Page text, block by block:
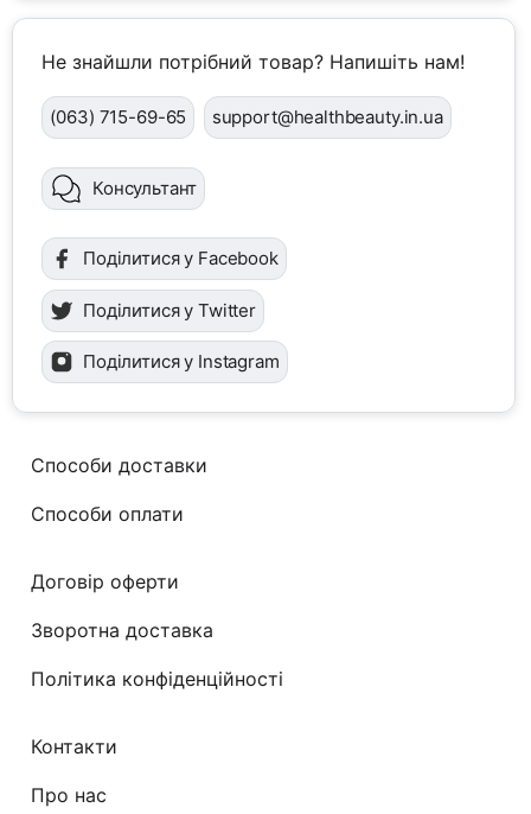
Не знайшли потрібний товар? Напишіть нам!
(063) 715-69-65 support@healthbeauty.in.ua
Консультант
Поділитися у Facebook
Поділитися у Twitter
Поділитися у Instagram
Способи доставки
Способи оплати
Договір оферти
Зворотна доставка
Політика конфіденційності
Контакти
Про нас